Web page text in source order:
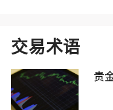
蚀性、良好的导电性
不仅在珠宝首饰中广
制造和金融投资等领域
交易术语
贵